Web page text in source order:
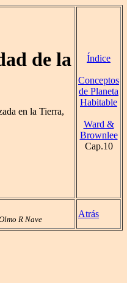
de la
en la Tierra,
Índice
Conceptos
de Planeta
Habitable
Ward &
Brownlee
Cap.10
R Nave
Atrás